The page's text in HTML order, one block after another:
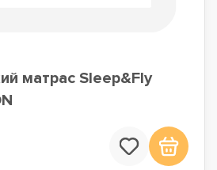
матрас Sleep&Fly